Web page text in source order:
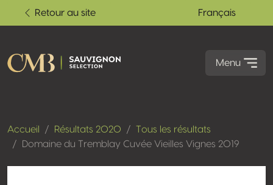
Retour au site Français
Menu
Accueil Résultats 2020
Tous les résultats
Domaine du Tremblay Cuvée Vieilles Vignes 2019